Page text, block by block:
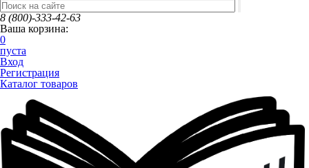
8 (800)-333-42-63
Ваша корзина:
0
пуста
Вход
Регистрация
Каталог товаров